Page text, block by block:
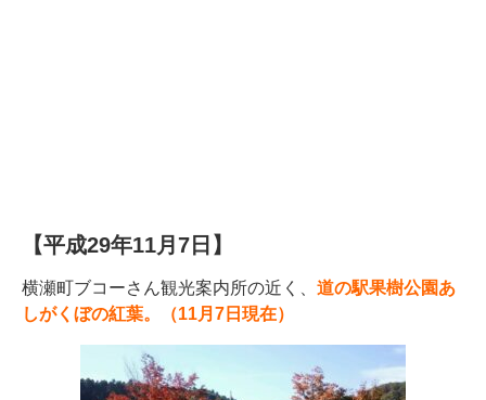
【平成29年11月7日】
横瀬町ブコーさん観光案内所の近く、 道の駅果樹公園あ
しがくぼの紅葉。（11月7日現在）